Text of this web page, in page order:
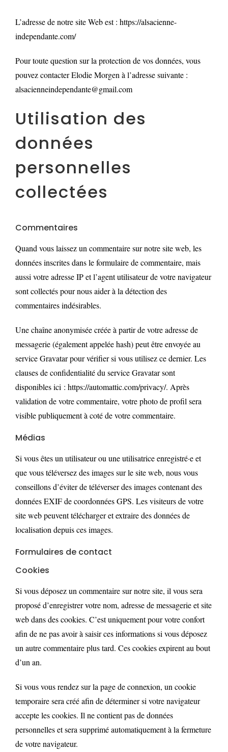
L’adresse de notre site Web est : https://alsacienne-
independante.com/
Pour toute question sur la protection de vos données, vous
pouvez contacter Elodie Morgen à l’adresse suivante :
alsacienneindependante@gmail.com
Utilisation des
données
personnelles
collectées
Commentaires
Quand vous laissez un commentaire sur notre site web, les
données inscrites dans le formulaire de commentaire, mais
aussi votre adresse IP et l’agent utilisateur de votre navigateur
sont collectés pour nous aider à la détection des
commentaires indésirables.
Une chaîne anonymisée créée à partir de votre adresse de
messagerie (également appelée hash) peut être envoyée au
service Gravatar pour vérifier si vous utilisez ce dernier. Les
clauses de confidentialité du service Gravatar sont
disponibles ici : https://automattic.com/privacy/. Après
validation de votre commentaire, votre photo de profil sera
visible publiquement à coté de votre commentaire.
Médias
Si vous êtes un utilisateur ou une utilisatrice enregistré·e et
que vous téléversez des images sur le site web, nous vous
conseillons d’éviter de téléverser des images contenant des
données EXIF de coordonnées GPS. Les visiteurs de votre
site web peuvent télécharger et extraire des données de
localisation depuis ces images.
Formulaires de contact
Cookies
Si vous déposez un commentaire sur notre site, il vous sera
proposé d’enregistrer votre nom, adresse de messagerie et site
web dans des cookies. C’est uniquement pour votre confort
afin de ne pas avoir à saisir ces informations si vous déposez
un autre commentaire plus tard. Ces cookies expirent au bout
d’un an.
Si vous vous rendez sur la page de connexion, un cookie
temporaire sera créé afin de déterminer si votre navigateur
accepte les cookies. Il ne contient pas de données
personnelles et sera supprimé automatiquement à la fermeture
de votre navigateur.